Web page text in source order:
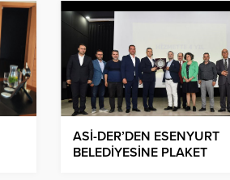
ASİ-DER’DEN ESENYURT
BELEDİYESİNE PLAKET